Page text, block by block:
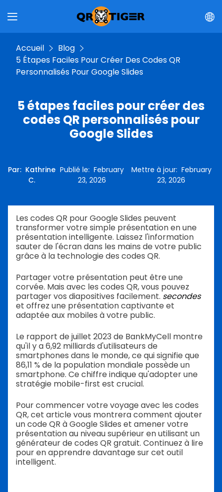
Accueil
Blog
5 Étapes Faciles Pour Créer Des Codes QR
Personnalisés Pour Google Slides
5 étapes faciles pour créer des
codes QR personnalisés pour
Google Slides
Par: Kathrine
C.
Publié le:February
23, 2026
Mettre à jour: February
23, 2026
Les codes QR pour Google Slides peuvent
transformer votre simple présentation en une
présentation intelligente. Laissez l'information
sauter de l'écran dans les mains de votre public
grâce à la technologie des codes QR.
Partager votre présentation peut être une
corvée. Mais avec les codes QR, vous pouvez
partager vos diapositives facilement. secondes
et offrez une présentation captivante et
adaptée aux mobiles à votre public.
Le rapport de juillet 2023 de BankMyCell montre
qu'il y a 6,92 milliards d'utilisateurs de
smartphones dans le monde, ce qui signifie que
86,11 % de la population mondiale possède un
smartphone. Ce chiffre indique qu'adopter une
stratégie mobile-first est crucial.
Pour commencer votre voyage avec les codes
QR, cet article vous montrera comment ajouter
un code QR à Google Slides et amener votre
présentation au niveau supérieur en utilisant un
générateur de codes QR gratuit. Continuez à lire
pour en apprendre davantage sur cet outil
intelligent.